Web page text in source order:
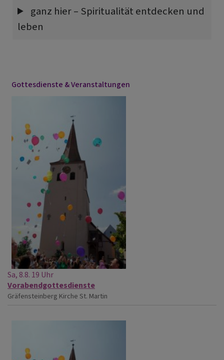
ganz hier – Spiritualität entdecken und
leben
Gottesdienste & Veranstaltungen
Sa, 8.8. 19 Uhr
Vorabendgottesdienste
Gräfensteinberg Kirche St. Martin